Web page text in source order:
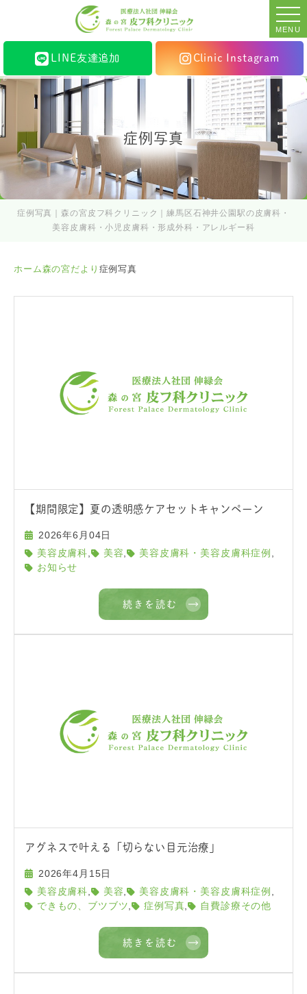
MENU
LINE友達追加 Clinic Instagram
症例写真
症例写真｜森の宮皮フ科クリニック｜練馬区石神井公園駅の皮膚科・
美容皮膚科・小児皮膚科・形成外科・アレルギー科
ホーム森の宮だより 症例写真
【期間限定】夏の透明感ケアセットキャンペーン
2026年6月04日
美容皮膚科
美容 , 美容皮膚科・美容皮膚科症例
お知らせ
続きを読む
アグネスで叶える「切らない目元治療」
2026年4月15日
美容皮膚科
美容 , 美容皮膚科・美容皮膚科症例
できもの、ブツブツ , 症例写真 , 自費診療その他
続きを読む